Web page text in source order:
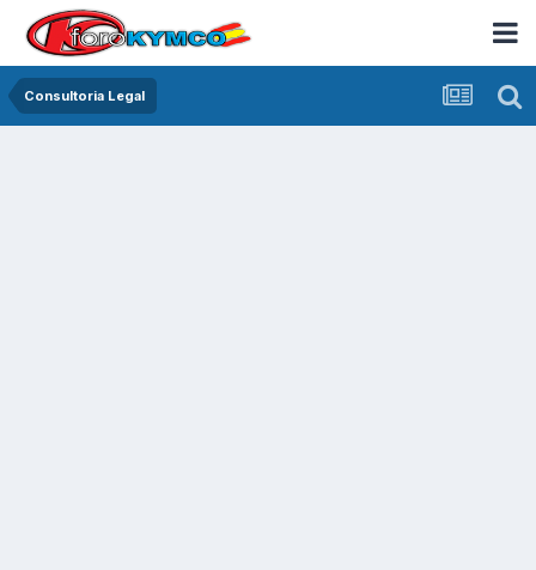
Consultoria Legal